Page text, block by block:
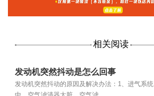
相关阅读
发动机突然抖动是怎么回事
发动机突然抖动的原因及解决办法：1、进气系统